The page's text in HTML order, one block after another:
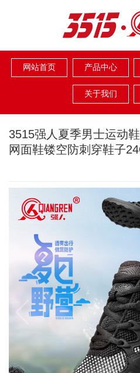
网站首页 产品中心
关于我们
3515强人夏季男士运动
网面鞋镂空防刺穿鞋子